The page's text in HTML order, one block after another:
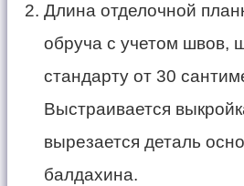
Длина отделочной
обруча с учетом швов,
стандарту от 30
Выстраивается
вырезается деталь
балдахина.